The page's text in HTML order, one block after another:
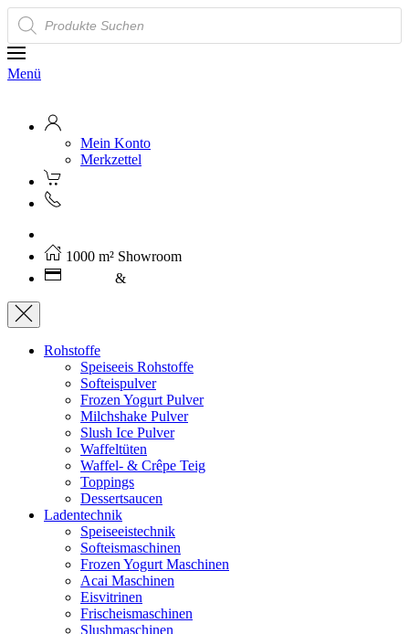
Products
search
Menü
Mein Konto
Merkzettel
1000 m² Showroom
&
Rohstoffe
Speiseeis Rohstoffe
Softeispulver
Frozen Yogurt Pulver
Milchshake Pulver
Slush Ice Pulver
Waffeltüten
Waffel- & Crêpe Teig
Toppings
Dessertsaucen
Ladentechnik
Speiseeistechnik
Softeismaschinen
Frozen Yogurt Maschinen
Acai Maschinen
Eisvitrinen
Frischeismaschinen
Slushmaschinen